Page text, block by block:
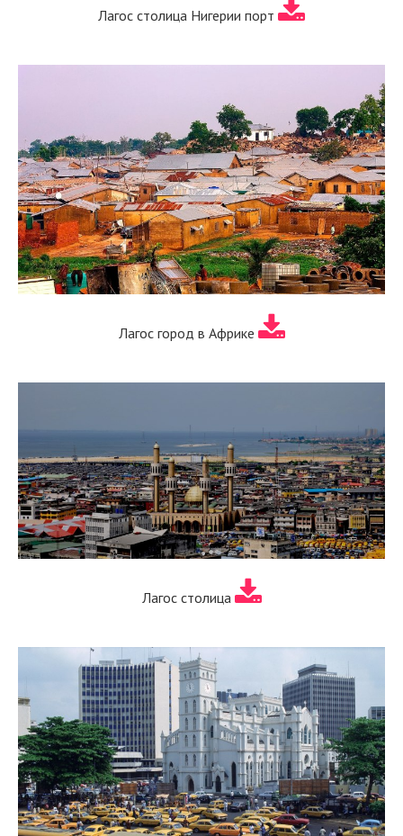
Лагос столица Нигерии порт
Лагос город в Африке
Лагос столица